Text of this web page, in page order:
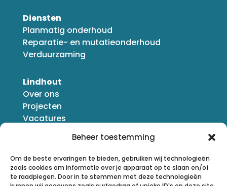
Beheer toestemming
Om de beste ervaringen te bieden, gebruiken wij technologieën
zoals cookies om informatie over je apparaat op te slaan en/of
te raadplegen. Door in te stemmen met deze technologieën
Lindhout
Over ons
Projecten
Vacatures
Diensten
Planmatig onderhoud
Reparatie- en mutatieonderhoud
Verduurzaming